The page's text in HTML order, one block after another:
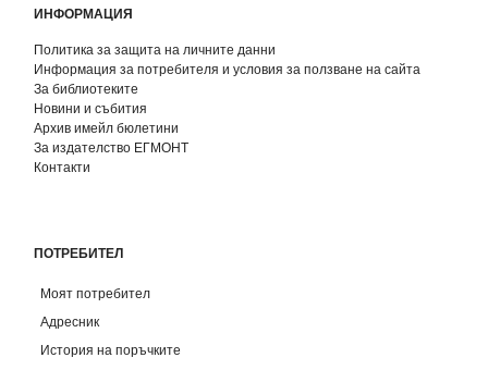
ИНФОРМАЦИЯ
Политика за защита на личните данни
Информация за потребителя и условия за ползване на сайта
За библиотеките
Новини и събития
Архив имейл бюлетини
За издателство ЕГМОНТ
Контакти
ПОТРЕБИТЕЛ
Моят потребител
Адресник
История на поръчките